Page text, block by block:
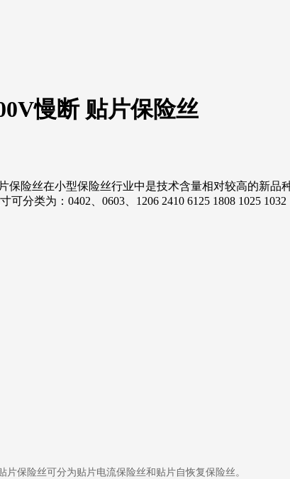
慢断 贴片保险丝
保险丝在小型保险丝行业中是技术含量相对较高的新
分类为：0402、0603、1206 2410 6125 1808 1025
保险丝可分为贴片电流保险丝和贴片自恢复保险丝。